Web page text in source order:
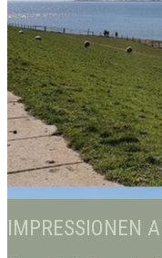
IMPRESSIONEN